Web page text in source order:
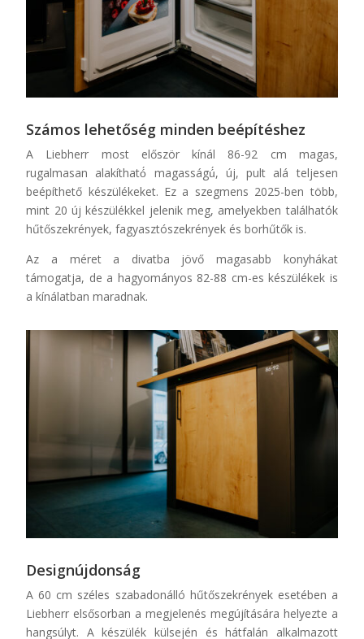
Számos lehetőség minden beépítéshez
A Liebherr most először kínál 86-92 cm magas,
rugalmasan alakítható́ magasságú́, új, pult alá teljesen
beépíthető készülékeket. Ez a szegmens 2025-ben több,
mint 20 új készülékkel jelenik meg, amelyekben találhatók
hűtőszekrények, fagyasztószekrények és borhűtők is.
Az a méret a divatba jövő magasabb konyhákat
támogatja, de a hagyományos 82-88 cm-es készülékek is
a kínálatban maradnak.
Designújdonság
A 60 cm széles szabadonálló hűtőszekrények esetében a
Liebherr elsősorban a megjelenés megújítására helyezte a
hangsúlyt. A készülék külsején és hátfalán alkalmazott